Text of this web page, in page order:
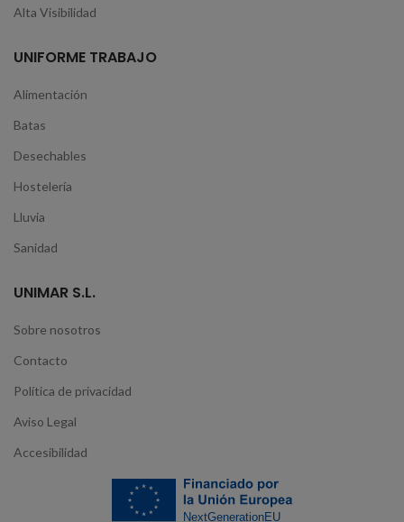
Alta Visibilidad
UNIFORME TRABAJO
Alimentación
Batas
Desechables
Hostelería
Lluvia
Sanidad
UNIMAR S.L.
Sobre nosotros
Contacto
Política de privacidad
Aviso Legal
Accesibilidad